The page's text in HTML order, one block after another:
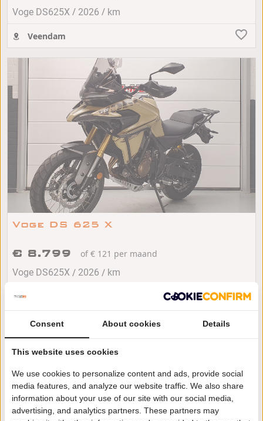
Voge DS625X / 2026 / km
Veendam
Voge DS 625 X
€ 8.799
of € 121 per maand
Voge DS625X / 2026 / km
Veendam
Consent About cookies Details
This website uses cookies
We use cookies to personalize content and ads, provide social
media features, and analyze our website traffic. We also share
information about your use of our site with our social media,
advertising, and analytics partners. These partners may